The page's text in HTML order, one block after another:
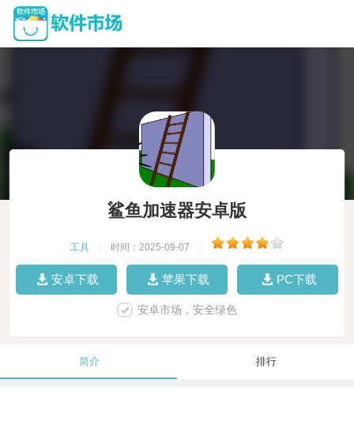
鲨鱼加速器安卓版
工具 时间：2025-09-07
安卓下载 苹果下载 PC下载
安卓市场，安全绿色
简介 排行